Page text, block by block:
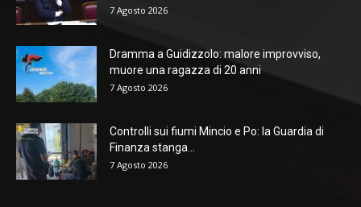
7 Agosto 2026
Dramma a Guidizzolo: malore improvviso,
muore una ragazza di 20 anni
7 Agosto 2026
Controlli sui fiumi Mincio e Po: la Guardia di
Finanza stanga...
7 Agosto 2026